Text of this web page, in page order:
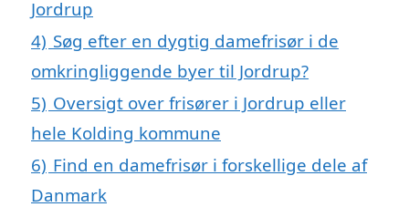
Jordrup
4) Søg efter en dygtig damefrisør i de
omkringliggende byer til Jordrup?
5) Oversigt over frisører i Jordrup eller
hele Kolding kommune
6) Find en damefrisør i forskellige dele af
Danmark